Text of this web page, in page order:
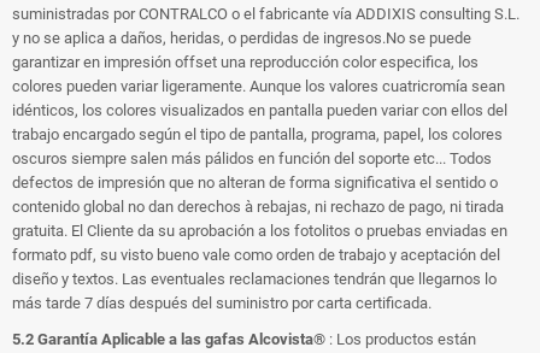
suministradas por CONTRALCO o el fabricante vía ADDIXIS consulting S.L.
y no se aplica a daños, heridas, o perdidas de ingresos.No se puede
garantizar en impresión offset una reproducción color especifica, los
colores pueden variar ligeramente. Aunque los valores cuatricromía sean
idénticos, los colores visualizados en pantalla pueden variar con ellos del
trabajo encargado según el tipo de pantalla, programa, papel, los colores
oscuros siempre salen más pálidos en función del soporte etc... Todos
defectos de impresión que no alteran de forma significativa el sentido o
contenido global no dan derechos à rebajas, ni rechazo de pago, ni tirada
gratuita. El Cliente da su aprobación a los fotolitos o pruebas enviadas en
formato pdf, su visto bueno vale como orden de trabajo y aceptación del
diseño y textos. Las eventuales reclamaciones tendrán que llegarnos lo
más tarde 7 días después del suministro por carta certificada.
5.2 Garantía Aplicable a las gafas Alcovista® : Los productos están